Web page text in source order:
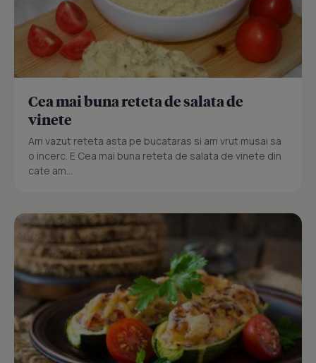
Cea mai buna reteta de salata de
vinete
Am vazut reteta asta pe bucataras si am vrut musai sa
o incerc. E Cea mai buna reteta de salata de vinete din
cate am...